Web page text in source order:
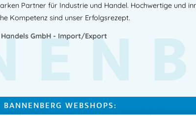
Partner für Industrie und Handel. Hochwertige und
Kompetenz sind unser Erfolgsrezept.
GmbH - Import/Export
BANNENBERG WEBSHOPS: